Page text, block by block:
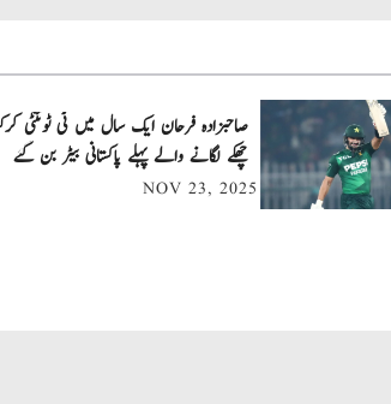
چھکے لگانے والے پہلے پاکستانی بیٹر بن گئے
NOV 23, 2025